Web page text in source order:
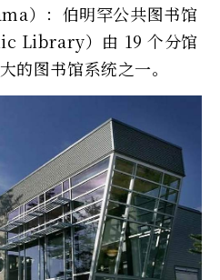
）：伯明罕公共图书馆
Library）由 19 个分馆
的图书馆系统之一。